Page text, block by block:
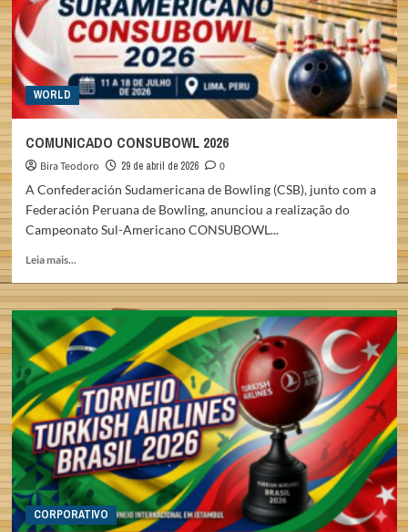
WORLD
COMUNICADO CONSUBOWL 2026
Bira Teodoro 29 de abril de 2026
0
A Confederación Sudamericana de Bowling (CSB), junto com a
Federación Peruana de Bowling, anunciou a realização do
Campeonato Sul-Americano CONSUBOWL...
Leia mais...
about
COMUNICADO
CONSUBOWL
2026
CORPORATIVO